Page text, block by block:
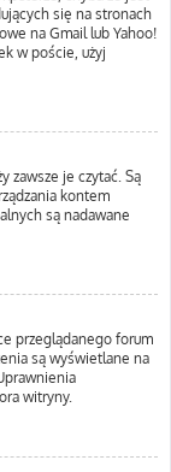
się na stronach
na Gmail lub Yahoo!
w poście, użyj
zawsze je czytać. Są
kontem
są nadawane
przeglądanego forum
są wyświetlane na
witryny.